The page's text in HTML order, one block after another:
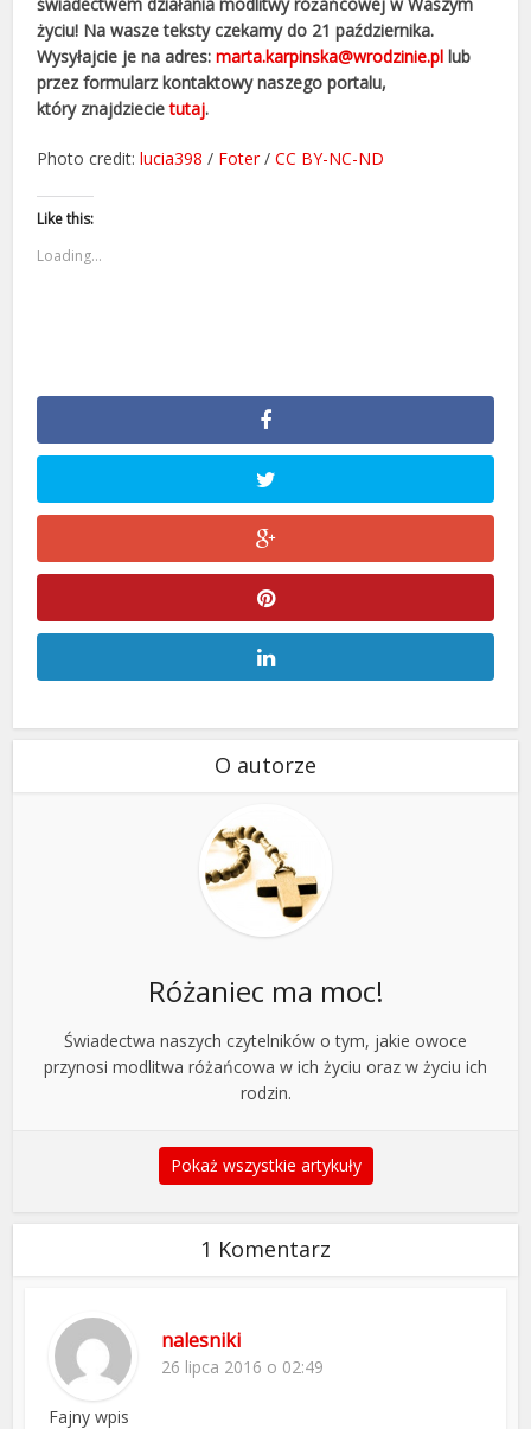
życiu! Na wasze teksty czekamy do 21 października.
Wysyłajcie je na adres:marta.karpinska@wrodzinie.pl lub
przez formularz kontaktowy naszego portalu,
który znajdziecietutaj.
Photo credit:lucia398 / Foter/CC BY-NC-ND
Like this:
Loading...
O autorze
Różaniec ma moc!
Świadectwa naszych czytelników o tym, jakie owoce
przynosi modlitwa różańcowa w ich życiu oraz w życiu ich
rodzin.
Pokaż wszystkie artykuły
1 Komentarz
nalesniki
26 lipca 2016 o 02:49
Fajny wpis